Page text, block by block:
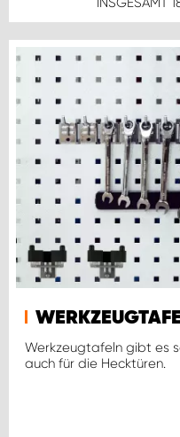
Werkzeugtafeln gibt es
auch für die Hecktüren.